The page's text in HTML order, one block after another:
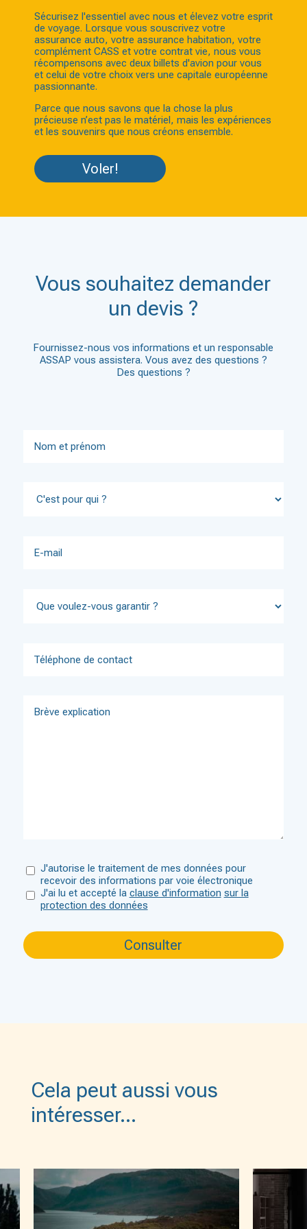
Sécurisez l'essentiel avec nous et élevez votre esprit
de voyage. Lorsque vous souscrivez votre
assurance auto, votre assurance habitation, votre
complément CASS et votre contrat vie, nous vous
récompensons avec deux billets d'avion pour vous
et celui de votre choix vers une capitale européenne
passionnante.
Parce que nous savons que la chose la plus
précieuse n’est pas le matériel, mais les expériences
et les souvenirs que nous créons ensemble.
Voler!
Vous souhaitez demander
un devis ?
Fournissez-nous vos informations et un responsable
ASSAP vous assistera. Vous avez des questions ?
Des questions ?
J'autorise le traitement de mes données pour
recevoir des informations par voie électronique
J'ai lu et accepté la clause d'information sur la
protection des données
Cela peut aussi vous
intéresser…